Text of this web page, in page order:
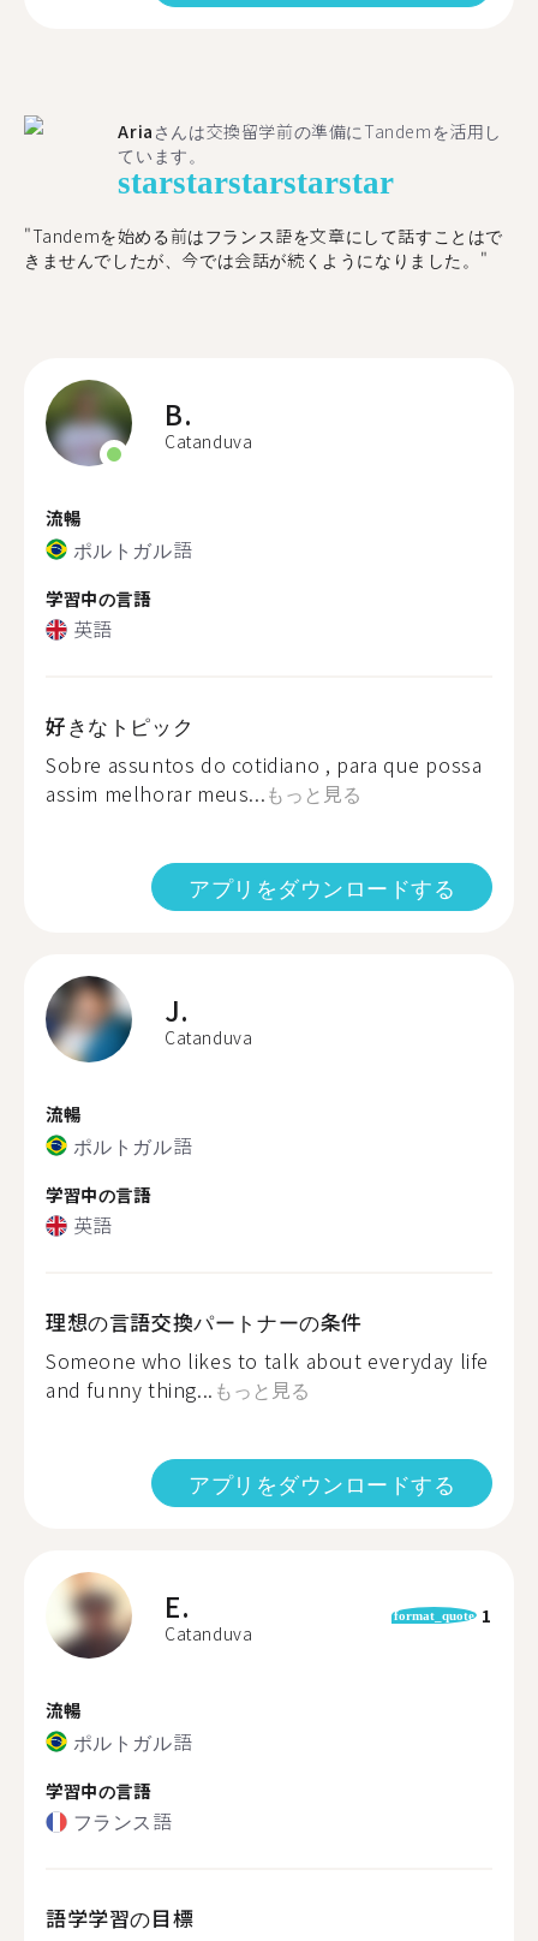
Aria さんは交換留学前の準備にTandemを活用し
ています。
starstarstarstarstar
"​​Tandemを始める前はフランス語を文章にして話すことはで
きませんでしたが、今では会話が続くようになりました。"
B.
Catanduva
流暢
ポルトガル語
学習中の言語
英語
好きなトピック
Sobre assuntos do cotidiano , para que possa
assim melhorar meus...もっと見る
アプリをダウンロードする
J.
Catanduva
流暢
ポルトガル語
学習中の言語
英語
理想の言語交換パートナーの条件
Someone who likes to talk about everyday life
and funny thing... もっと見る
アプリをダウンロードする
E.
Catanduva
format_quote 1
流暢
ポルトガル語
学習中の言語
フランス語
語学学習の目標